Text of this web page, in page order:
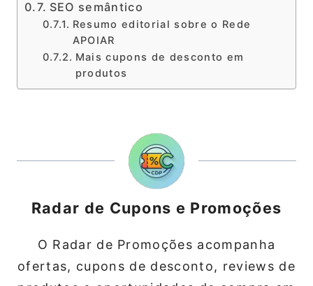
SEO semântico
Resumo editorial sobre o Rede
APOIAR
Mais cupons de desconto em
produtos
Radar de Cupons e Promoções
O Radar de Promoções acompanha
ofertas, cupons de desconto, reviews de